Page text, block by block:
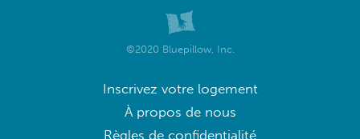
©2020 Bluepillow, Inc.
Inscrivez votre logement
À propos de nous
Règles de confidentialité